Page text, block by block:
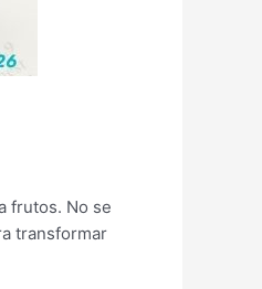
frutos. No se
transformar